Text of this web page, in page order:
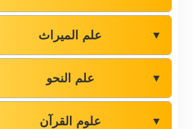
علم المیراث ▼
علم النحو ▼
علوم القرآن ▼